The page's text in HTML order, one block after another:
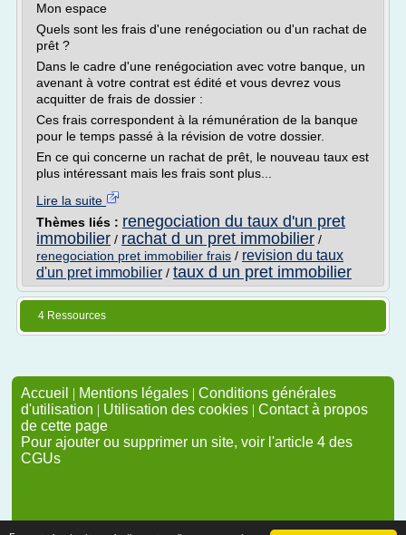
Mon espace
Quels sont les frais d'une renégociation ou d'un rachat de
prêt ?
Dans le cadre d'une renégociation avec votre banque, un
avenant à votre contrat est édité et vous devrez vous
acquitter de frais de dossier :
Ces frais correspondent à la rémunération de la banque
pour le temps passé à la révision de votre dossier.
En ce qui concerne un rachat de prêt, le nouveau taux est
plus intéressant mais les frais sont plus...
Lire la suite
Thèmes liés : renegociation du taux d'un pret
immobilier / rachat d un pret immobilier /
renegociation pret immobilier frais / revision du taux
d'un pret immobilier / taux d un pret immobilier
4 Ressources
Accueil | Mentions légales | Conditions générales
d'utilisation | Utilisation des cookies | Contact à propos
de cette page
Pour ajouter ou supprimer un site, voir l'article 4 des
CGUs